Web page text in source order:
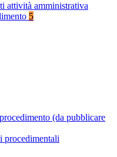
attività amministrativa
5
(da pubblicare
procedimentali